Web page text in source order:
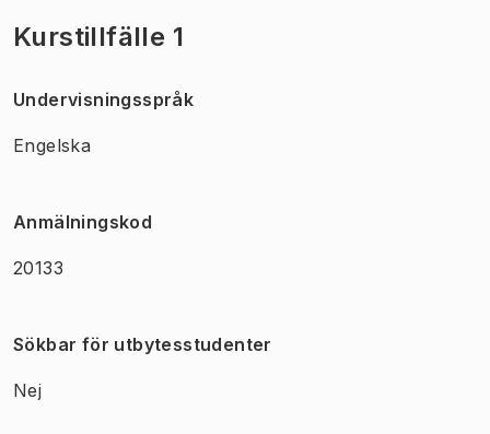
Kurstillfälle 1
Undervisningsspråk
Engelska
Anmälningskod
20133
Sökbar för utbytesstudenter
Nej